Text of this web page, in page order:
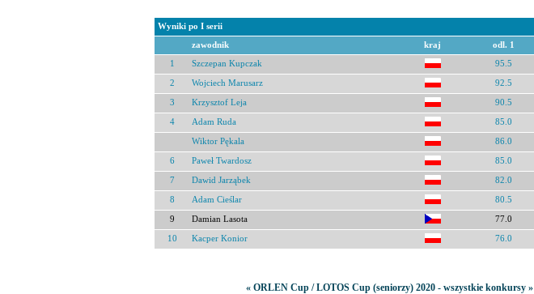
Wyniki po I serii
zawodnik kraj odl. 1
1 Szczepan Kupczak 95.5
2 Wojciech Marusarz 92.5
3 Krzysztof Leja 90.5
4 Adam Ruda 85.0
Wiktor Pękala 86.0
6 Paweł Twardosz 85.0
7 Dawid Jarząbek 82.0
8 Adam Cieślar 80.5
9 Damian Lasota 77.0
10 Kacper Konior 76.0
« ORLEN Cup / LOTOS Cup (seniorzy) 2020 - wszystkie konkursy »